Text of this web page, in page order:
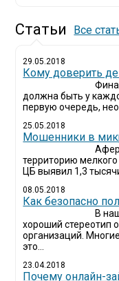
Статьи Все
29.05.2018
Кому доверить
должна быть у
первую очередь,
25.05.2018
Мошенники в
территорию
ЦБ выявил 1,3
08.05.2018
Как безопасно
В
хороший стереотип
организаций.
это...
23.04.2018
Почему онлайн-